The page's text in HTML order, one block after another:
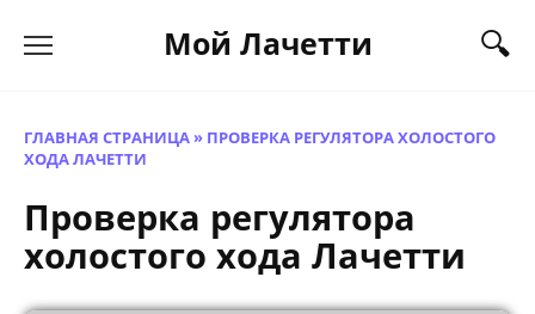
Мой Лачетти
ГЛАВНАЯ СТРАНИЦА» ПРОВЕРКА РЕГУЛЯТОРА ХОЛОСТОГО
ХОДА ЛАЧЕТТИ
Проверка регулятора
холостого хода Лачетти